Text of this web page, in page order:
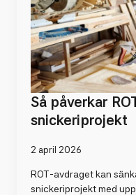
Så påverkar
snickeriprojekt
2 april 2026
ROT-avdraget kan
snickeriprojekt med